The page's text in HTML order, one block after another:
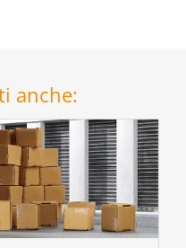
anche: